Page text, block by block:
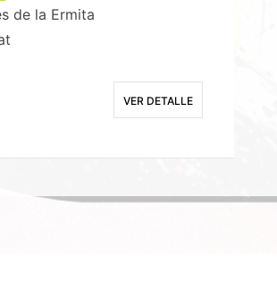
de la Ermita
VER DETALLE